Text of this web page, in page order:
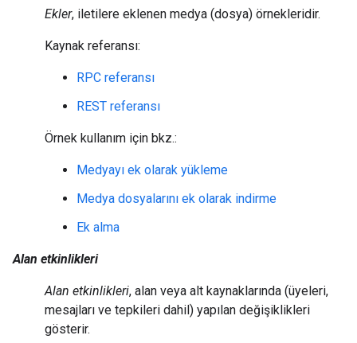
Ekler, iletilere eklenen medya (dosya) örnekleridir.
Kaynak referansı:
RPC referansı
REST referansı
Örnek kullanım için bkz.:
Medyayı ek olarak yükleme
Medya dosyalarını ek olarak indirme
Ek alma
Alan etkinlikleri
Alan etkinlikleri, alan veya alt kaynaklarında (üyeleri,
mesajları ve tepkileri dahil) yapılan değişiklikleri
gösterir.